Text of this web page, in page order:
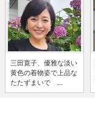
三田寛子、優雅な淡い
黄色の着物姿で上品な
たたずまいで ...